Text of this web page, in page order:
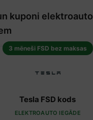
kuponi elektroauto
3 mēneši FSD bez maksas
Tesla FSD kods
ELEKTROAUTO IEGĀDE